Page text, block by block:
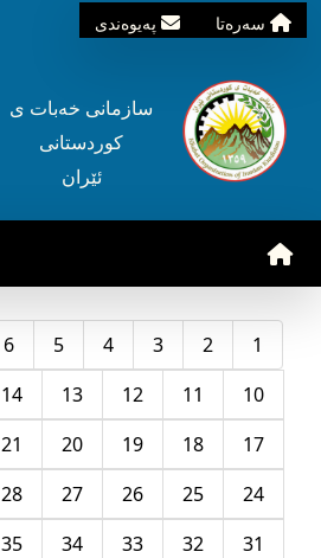
سه‌ره‌تا په‌یوه‌ندی
سازمانی خه‌بات ی
کوردستانی
ئێران
1
2
3
4
5
6
10
11
12
13
14
17
18
19
20
21
24
25
26
27
28
31
32
33
34
35